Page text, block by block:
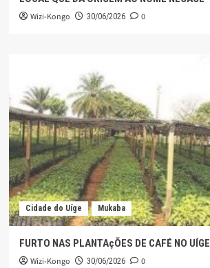
Wizi-Kongo 30/06/2026 0
Cidade do Uíge Mukaba
FURTO NAS PLANTAçÕES DE CAFÉ NO UÍGE
Wizi-Kongo 30/06/2026 0